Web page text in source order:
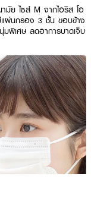
มัย ไซส์ M จากไอริส โอ
แผ่นกรอง 3 ชั้น ขอบข้าง
พิเศษ ลดอาการบาดเจ็บ